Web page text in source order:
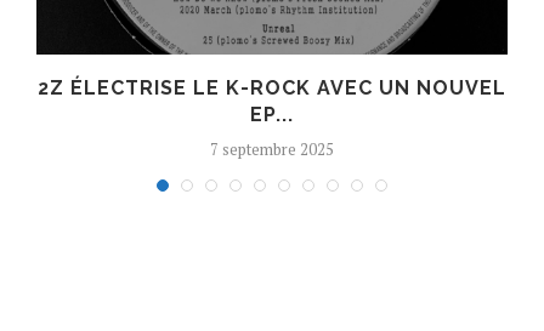
2Z ÉLECTRISE LE K-ROCK AVEC UN NOUVEL
EP...
7 septembre 2025